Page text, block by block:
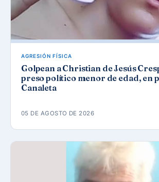
AGRESIÓN FÍSICA
Golpean a Christian de Jesús
preso político menor de edad, en
Canaleta
05 DE AGOSTO DE 2026